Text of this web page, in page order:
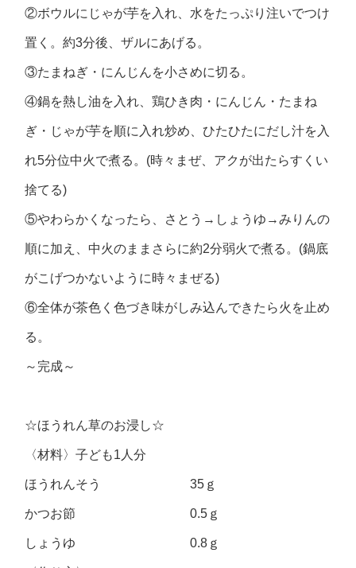
②ボウルにじゃが芋を入れ、水をたっぷり注いでつけ
置く。約3分後、ザルにあげる。
③たまねぎ・にんじんを小さめに切る。
④鍋を熱し油を入れ、鶏ひき肉・にんじん・たまね
ぎ・じゃが芋を順に入れ炒め、ひたひたにだし汁を入
れ5分位中火で煮る。(時々まぜ、アクが出たらすくい
捨てる)
⑤やわらかくなったら、さとう→しょうゆ→みりんの
順に加え、中火のままさらに約2分弱火で煮る。(鍋底
がこげつかないように時々まぜる)
⑥全体が茶色く色づき味がしみ込んできたら火を止め
る。
～完成～
☆ほうれん草のお浸し☆
〈材料〉子ども1人分
ほうれんそう 35ｇ
かつお節 0.5ｇ
しょうゆ 0.8ｇ